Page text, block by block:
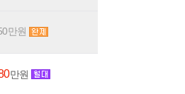
만원
만원